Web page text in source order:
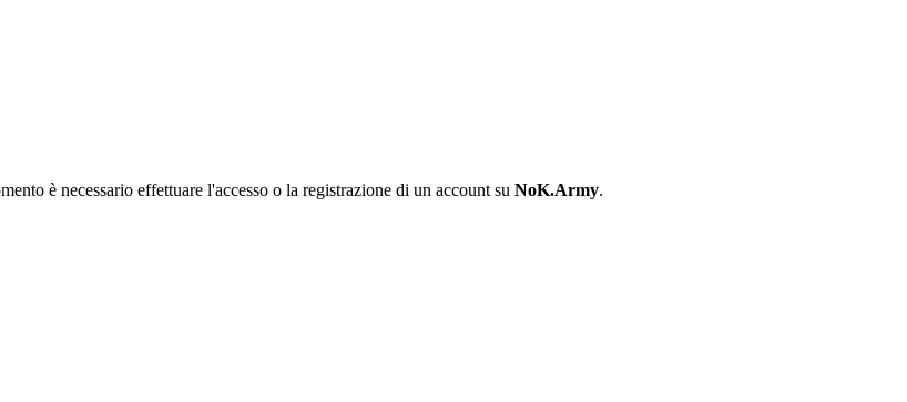
è necessario effettuare l'accesso o la registrazione di un account su NoK.Army.